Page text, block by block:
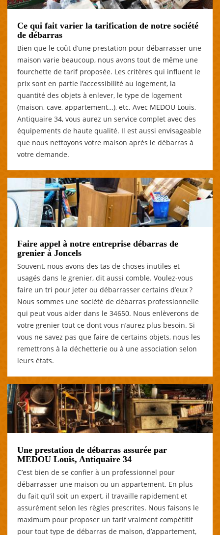
Ce qui fait varier la tarification de notre société
de débarras
Bien que le coût d’une prestation pour débarrasser une
maison varie beaucoup, nous avons tout de même une
fourchette de tarif proposée. Les critères qui influent le
prix sont en partie l’accessibilité au logement, la
quantité des objets à enlever, le type de logement
(maison, cave, appartement…), etc. Avec MEDOU Louis,
Antiquaire 34, vous aurez un service complet avec des
équipements de haute qualité. Il est aussi envisageable
que nous nettoyons votre maison après le débarras à
votre demande.
Faire appel à notre entreprise débarras de
grenier à Joncels
Souvent, nous avons des tas de choses inutiles et
usagés dans le grenier, dit aussi comble. Voulez-vous
faire un tri pour jeter ou débarrasser certains d’eux ?
Nous sommes une société de débarras professionnelle
qui peut vous aider dans le 34650. Nous enlèverons de
votre grenier tout ce dont vous n’aurez plus besoin. Si
vous ne savez pas que faire de certains objets, nous les
remettrons à la déchetterie ou à une association selon
leurs états.
Une prestation de débarras assurée par
MEDOU Louis, Antiquaire 34
C’est bien de se confier à un professionnel pour
débarrasser une maison ou un appartement. En plus
du fait qu’il soit un expert, il travaille rapidement et
assurément selon les règles prescrites. Nous faisons le
maximum pour proposer un tarif vraiment compétitif
pour tout type de débarras de maison, d’appartement,